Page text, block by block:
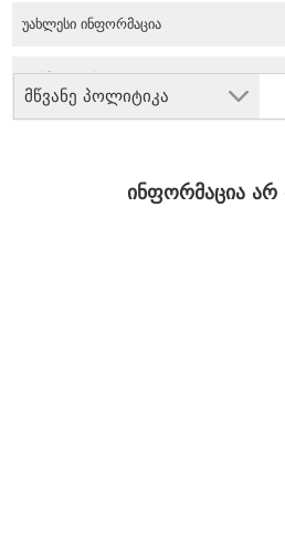
მწვანე პოლიტიკა
უახლესი ინფორმაცია
ინფორმაცია არ